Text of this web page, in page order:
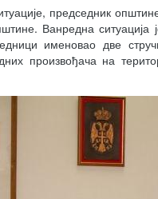
председник
Ванредна
именовао две
произвођача на